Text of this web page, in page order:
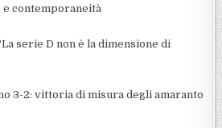
e contemporaneità
serie D non è la dimensione di
3-2: vittoria di misura degli amaranto